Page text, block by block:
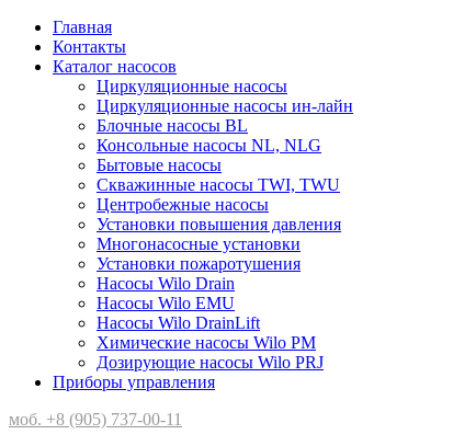
Главная
Контакты
Каталог насосов
Циркуляционные насосы
Циркуляционные насосы ин-лайн
Блочные насосы BL
Консольные насосы NL, NLG
Бытовые насосы
Скважинные насосы TWI, TWU
Центробежные насосы
Установки повышения давления
Многонасосные установки
Установки пожаротушения
Насосы Wilo Drain
Насосы Wilo EMU
Насосы Wilo DrainLift
Химические насосы Wilo PM
Дозирующие насосы Wilo PRJ
Приборы управления
моб. +8 (905) 737-00-11